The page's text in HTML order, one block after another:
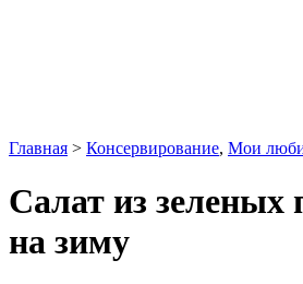
Главная > Консервирование, Мои
Салат из зеленых
на зиму